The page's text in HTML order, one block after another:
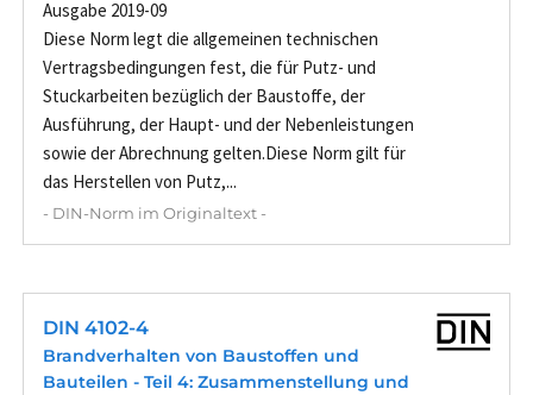
Ausgabe 2019-09
Diese Norm legt die allgemeinen technischen
Vertragsbedingungen fest, die für Putz- und
Stuckarbeiten bezüglich der Baustoffe, der
Ausführung, der Haupt- und der Nebenleistungen
sowie der Abrechnung gelten.Diese Norm gilt für
das Herstellen von Putz,...
- DIN-Norm im Originaltext -
DIN 4102-4
Brandverhalten von Baustoffen und
Bauteilen - Teil 4: Zusammenstellung und